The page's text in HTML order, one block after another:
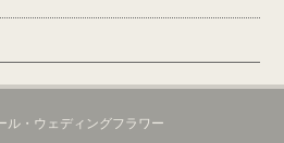
ル・ウェディングフラワー